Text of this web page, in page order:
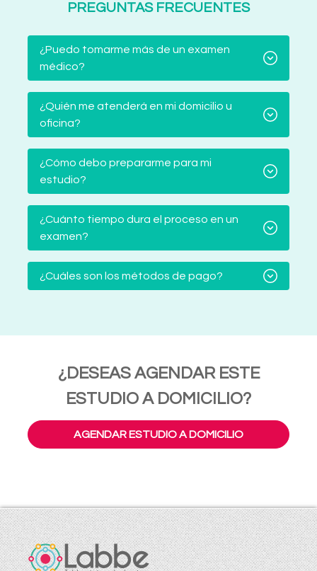
PREGUNTAS FRECUENTES
¿Puedo tomarme más de un examen
médico?
¿Quién me atenderá en mi domicilio u
oficina?
¿Cómo debo prepararme para mi
estudio?
¿Cuánto tiempo dura el proceso en un
examen?
¿Cuáles son los métodos de pago?
¿DESEAS AGENDAR ESTE
ESTUDIO A DOMICILIO?
AGENDAR ESTUDIO A DOMICILIO